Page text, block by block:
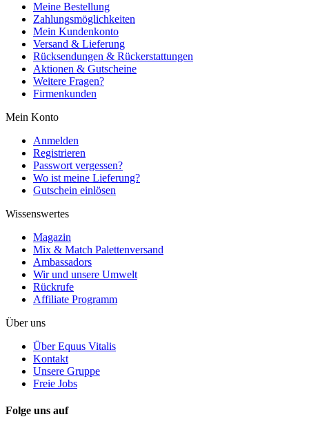
Meine Bestellung
Zahlungsmöglichkeiten
Mein Kundenkonto
Versand & Lieferung
Rücksendungen & Rückerstattungen
Aktionen & Gutscheine
Weitere Fragen?
Firmenkunden
Mein Konto
Anmelden
Registrieren
Passwort vergessen?
Wo ist meine Lieferung?
Gutschein einlösen
Wissenswertes
Magazin
Mix & Match Palettenversand
Ambassadors
Wir und unsere Umwelt
Rückrufe
Affiliate Programm
Über uns
Über Equus Vitalis
Kontakt
Unsere Gruppe
Freie Jobs
Folge uns auf